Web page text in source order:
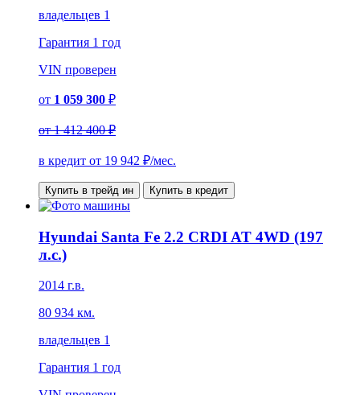
владельцев 1
Гарантия 1 год
VIN проверен
от 1 059 300 ₽
от1 412 400 ₽
в кредит от 19 942 ₽/мес.
Купить в трейд ин Купить в кредит
Hyundai Santa Fe 2.2 CRDI AT 4WD (197
л.с.)
2014 г.в.
80 934 км.
владельцев 1
Гарантия 1 год